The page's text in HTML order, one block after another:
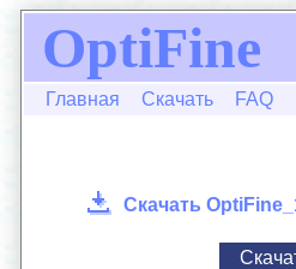
OptiFine
Главная Скачать FAQ
Скачать